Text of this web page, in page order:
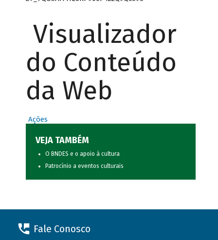
Visualizador
do Conteúdo
da Web
Ações
VEJA TAMBÉM
O BNDES e o apoio à cultura
Patrocínio a eventos culturais
Fale Conosco